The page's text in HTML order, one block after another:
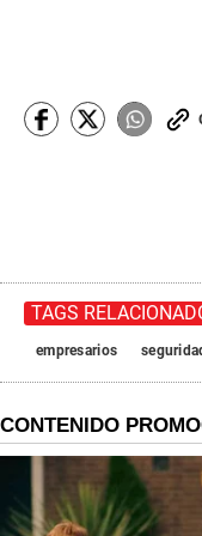
TAGS
empresarios